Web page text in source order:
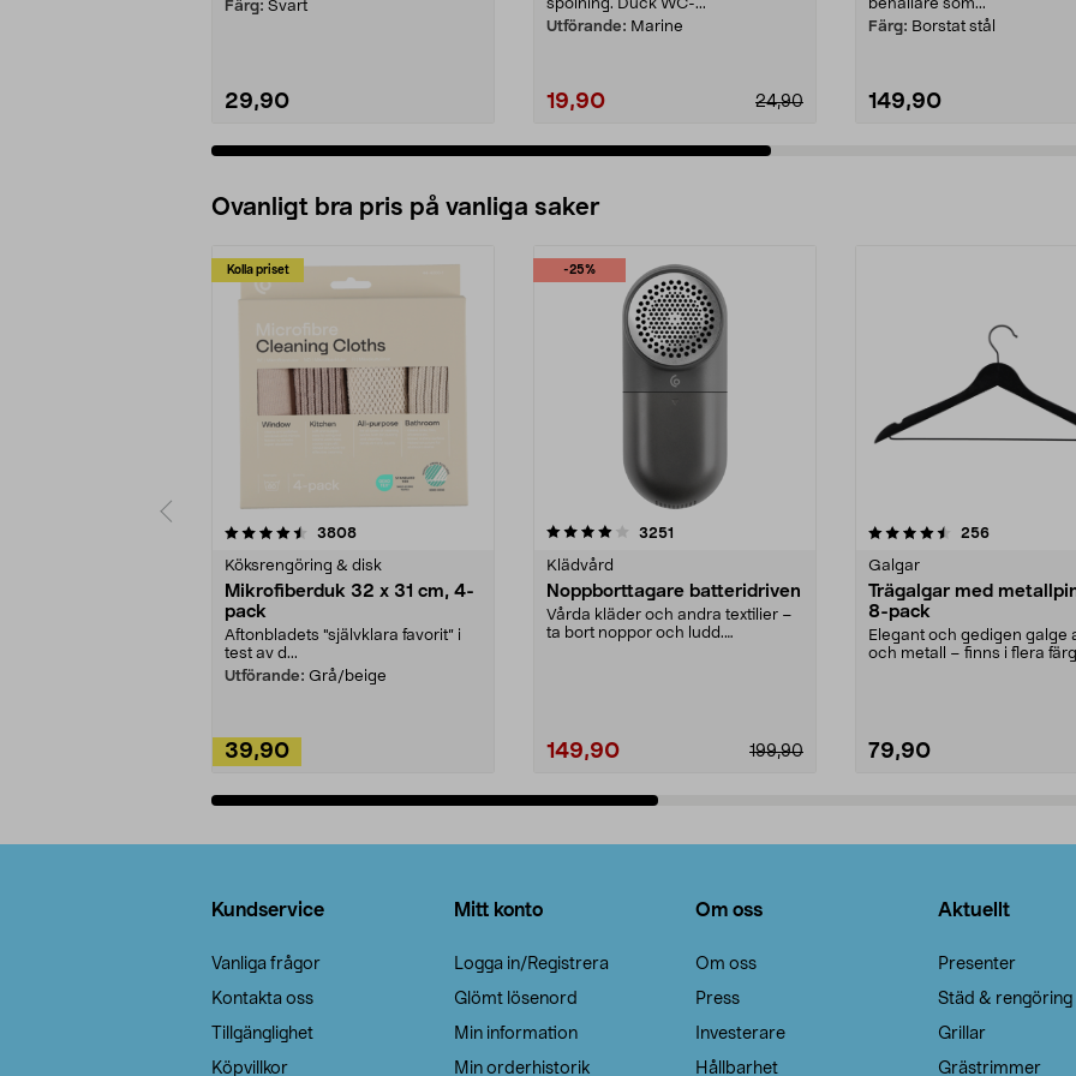
Färg: Svart
29,90
spolning. Duck WC-...
Utförande: Marine
19,90 24,90
behållare som...
Färg: Borstat stål
149,90
Ovanligt bra pris på vanliga saker
Kolla priset
3808recensioner
Köksrengöring & disk
Mikrofiberduk 32 x 31 cm, 4-
pack
Aftonbladets "självklara favorit” i
test av d...
Utförande: Grå/beige
39,90
-25%
4.0av 5 stjärnor 3251
Klädvård
Noppborttagare batteridriven
Vårda kläder och andra textilier –
ta bort noppor och ludd.
199,90
149,90
4.5av 5 stjärnor 256recensioner
Galgar
Trägalgar med
8-pack
Elegant och gedigen galge
och metall – finns i flera
79,90
4.0av 5 stjärnor
Kundservice
Vanliga frågor
Kontakta oss
Tillgänglighet
Köpvillkor
Mitt konto
Logga in/Registrera
Glömt lösenord
Min information
Min orderhistorik
Om oss
Om oss
Press
Investerare
Hållbarhet
Aktuellt
Presenter
Städ & rengöring
Grillar
Grästrimmer